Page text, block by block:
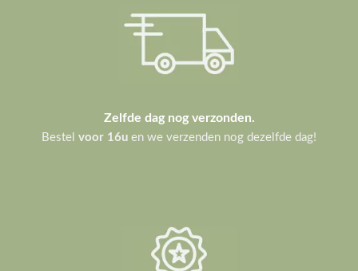
Zelfde dag nog verzonden.
Bestel voor 16u en we verzenden nog dezelfde dag!